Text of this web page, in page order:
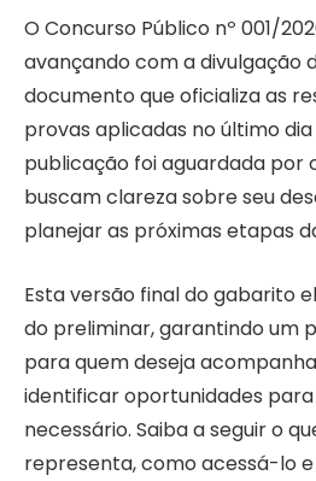
O Concurso Público nº 001/
avançando com a divulgação
documento que oficializa as
provas aplicadas no último dia
publicação foi aguardada por
buscam clareza sobre seu
planejar as próximas etapas
Esta versão final do gabarito
do preliminar, garantindo um
para quem deseja
identificar oportunidades
necessário. Saiba a seguir o
representa, como acessá-lo